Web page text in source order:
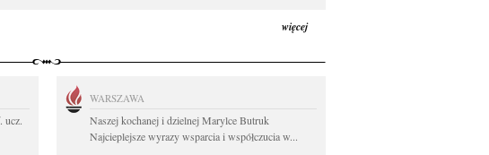
więcej
ucz.
WARSZAWA
Naszej kochanej i dzielnej Marylce Butruk
Najcieplejsze wyrazy wsparcia i współczucia w...